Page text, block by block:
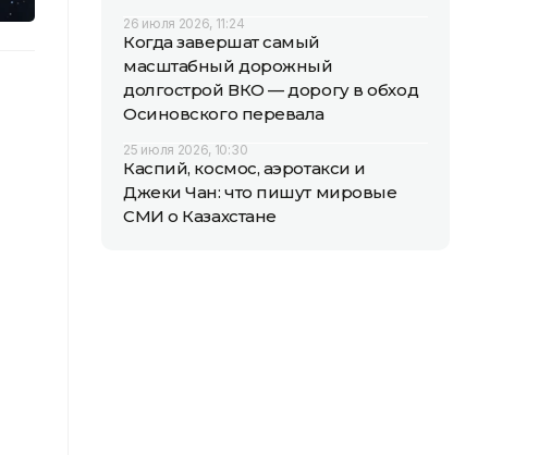
26 июля 2026, 11:24
Когда завершат самый
масштабный дорожный
долгострой ВКО — дорогу в обход
Осиновского перевала
25 июля 2026, 10:30
Каспий, космос, аэротакси и
Джеки Чан: что пишут мировые
СМИ о Казахстане